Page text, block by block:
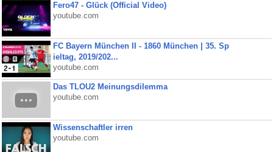
Fero47 - Glück (Official Video)
youtube.com
FC Bayern München II - 1860 München | 35. Sp
ieltag, 2019/202...
youtube.com
Das TLOU2 Meinungsdilemma
youtube.com
Wissenschaftler irren
youtube.com